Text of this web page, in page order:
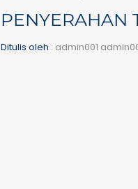
PENYERAHAN
Ditulis oleh : admin001